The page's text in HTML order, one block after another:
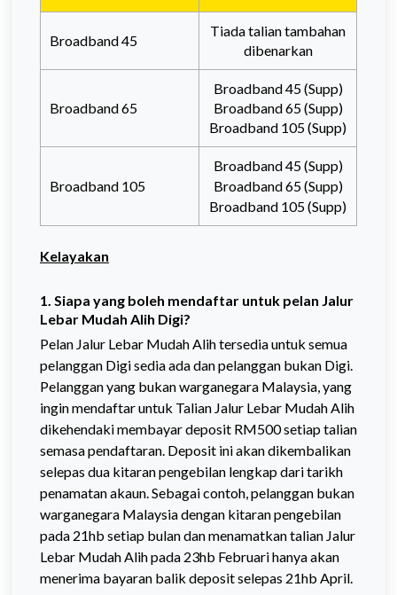
Broadband 45
Tiada talian tambahan
dibenarkan
Broadband 65
Broadband 45 (Supp)
Broadband 65(Supp)
Broadband 105(Supp)
Broadband 105
Broadband 45 (Supp)
Broadband 65(Supp)
Broadband 105(Supp)
Kelayakan
1. Siapa yang boleh mendaftar untuk pelan Jalur
Lebar Mudah Alih Digi?
Pelan Jalur Lebar Mudah Alih tersedia untuk semua
pelanggan Digi sedia ada dan pelanggan bukan Digi.
Pelanggan yang bukan warganegara Malaysia, yang
ingin mendaftar untuk Talian Jalur Lebar Mudah Alih
dikehendaki membayar deposit RM500 setiap talian
semasa pendaftaran. Deposit ini akan dikembalikan
selepas dua kitaran pengebilan lengkap dari tarikh
penamatan akaun. Sebagai contoh, pelanggan bukan
warganegara Malaysia dengan kitaran pengebilan
pada 21hb setiap bulan dan menamatkan talian Jalur
Lebar Mudah Alih pada 23hb Februari hanya akan
menerima bayaran balik deposit selepas 21hb April.